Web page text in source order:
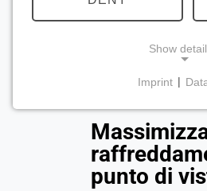
punto di
Show
web, come la navigazione
preferenze sulla privacy.
possono essere disattivati.
Imprint |